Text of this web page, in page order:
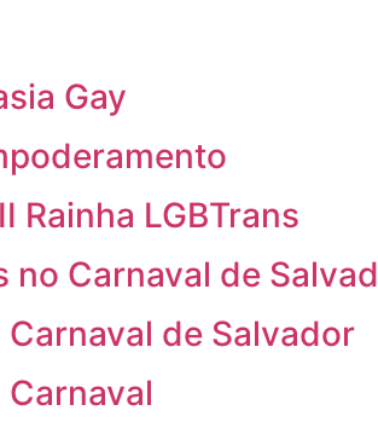
Gay
Rainha LGBTrans
no Carnaval de
Carnaval de Salvador
Carnaval